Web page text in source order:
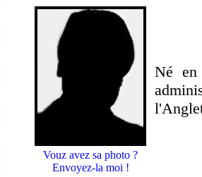
Vouz avez sa photo ?
Envoyez-la moi !
Né en